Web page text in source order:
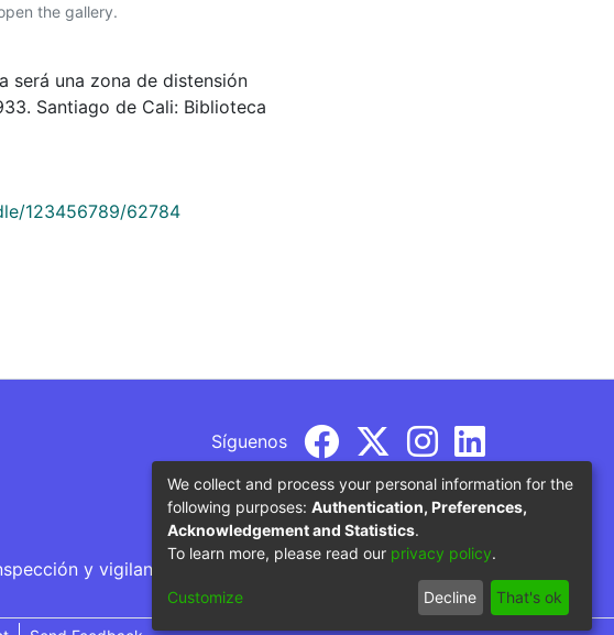
the gallery.
será una zona de distensión
Santiago de Cali: Biblioteca
123456789/62784
Síguenos
y vigilancia por parte del Ministerio de Educación
We collect and process your personal information for the
following purposes: Authentication, Preferences,
Acknowledgement and Statistics.
To learn more, please read our privacy policy.
Customize Decline That's ok